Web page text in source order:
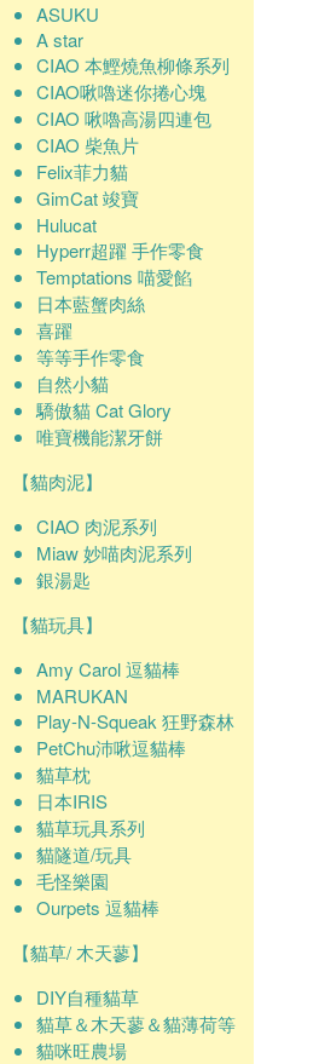
ASUKU
A star
CIAO 本鰹燒魚柳條系列
CIAO啾嚕迷你捲心塊
CIAO 啾嚕高湯四連包
CIAO 柴魚片
Felix菲力貓
GimCat 竣寶
Hulucat
Hyperr超躍 手作零食
Temptations 喵愛餡
日本藍蟹肉絲
喜躍
等等手作零食
自然小貓
驕傲貓 Cat Glory
唯寶機能潔牙餅
【貓肉泥】
CIAO 肉泥系列
Miaw 妙喵肉泥系列
銀湯匙
【貓玩具】
Amy Carol 逗貓棒
MARUKAN
Play-N-Squeak 狂野森林
PetChu沛啾逗貓棒
貓草枕
日本IRIS
貓草玩具系列
貓隧道/玩具
毛怪樂園
Ourpets 逗貓棒
【貓草/ 木天蓼】
DIY自種貓草
貓草＆木天蓼＆貓薄荷等
貓咪旺農場